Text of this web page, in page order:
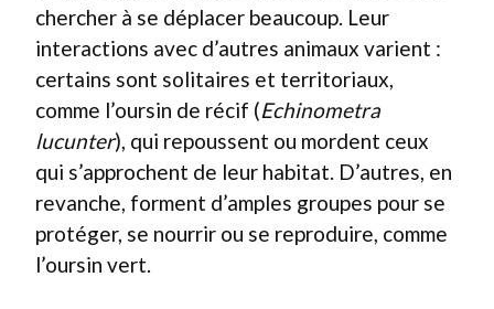
chercher à se déplacer beaucoup. Leur
interactions avec d’autres animaux varient :
certains sont solitaires et territoriaux,
comme l’oursin de récif (Echinometra
lucunter), qui repoussent ou mordent ceux
qui s’approchent de leur habitat. D’autres, en
revanche, forment d’amples groupes pour se
protéger, se nourrir ou se reproduire, comme
l’oursin vert.